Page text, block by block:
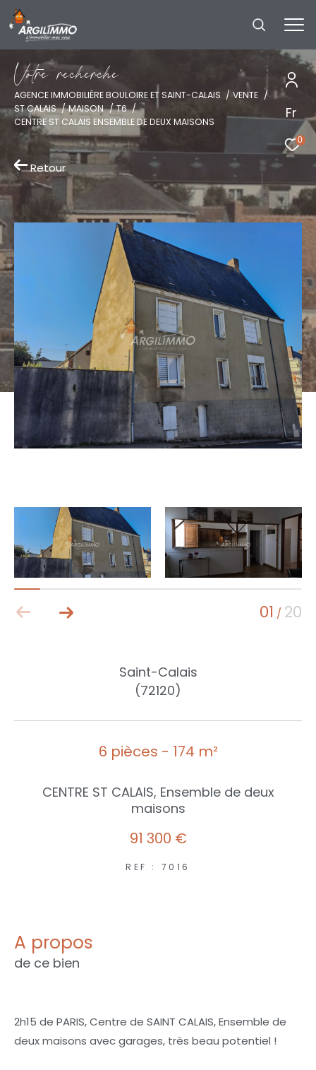
Fr
0
Votre recherche
AGENCE IMMOBILIÈRE BOULOIRE ET SAINT-CALAIS
VENTE
ST CALAIS
MAISON
T6
CENTRE ST CALAIS ENSEMBLE DE DEUX MAISONS
Retour
01 / 20
Saint-Calais
(72120)
6 pièces - 174 m²
CENTRE ST CALAIS, Ensemble de deux
maisons
91 300 €
REF : 7016
a propos
de ce bien
2h15 de PARIS, Centre de SAINT CALAIS, Ensemble de
deux maisons avec garages, très beau potentiel !